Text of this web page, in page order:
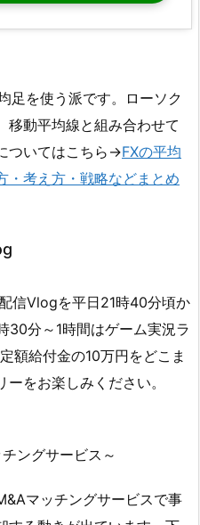
足を使う派です。ローソク
移動平均線と組み合わせて
ついてはこちら→FXの平均
・考え方・戦略などまとめ
信Vlogを平日21時40分頃か
30分～1時間はゲーム実況ラ
額給付金の10万円をどこま
をお楽しみください。
ングサービス～
マッチングサービスで事